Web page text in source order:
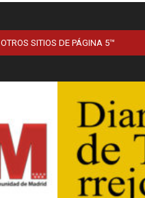
OTROS SITIOS DE PÁGINA 5™